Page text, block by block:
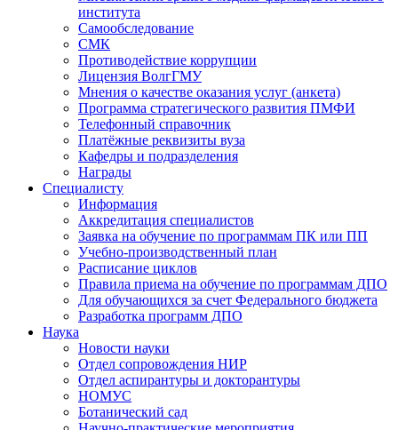
института
Самообследование
СМК
Противодействие коррупции
Лицензия ВолгГМУ
Мнения о качестве оказания услуг (анкета)
Программа стратегического развития ПМФИ
Телефонный справочник
Платёжные реквизиты вуза
Кафедры и подразделения
Награды
Специалисту
Информация
Аккредитация специалистов
Заявка на обучение по программам ПК или ПП
Учебно-производственный план
Расписание циклов
Правила приема на обучение по программам ДПО
Для обучающихся за счет Федерального бюджета
Разработка программ ДПО
Наука
Новости науки
Отдел сопровождения НИР
Отдел аспирантуры и докторантуры
НОМУС
Ботанический сад